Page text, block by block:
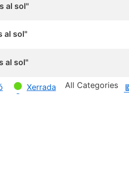
al sol"
al sol"
al sol"
Xerrada All Categories